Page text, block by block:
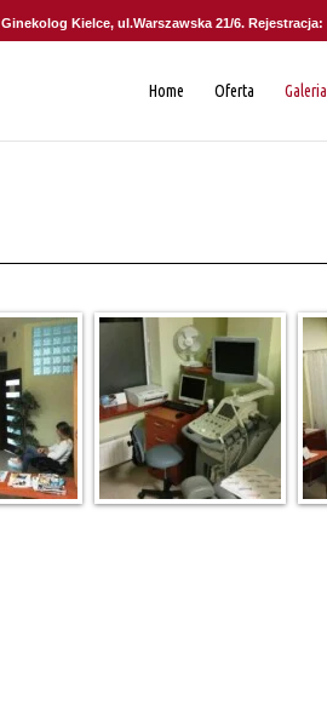
Ginekolog Kielce, ul.Warszawska 21/6. Rejestracja:
Home Oferta Galeria